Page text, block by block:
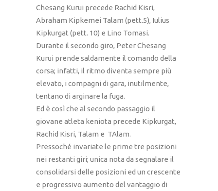
Chesang Kurui precede Rachid Kisri,
Abraham Kipkemei Talam (pett.5), Iulius
Kipkurgat (pett. 10) e Lino Tomasi.
Durante il secondo giro, Peter Chesang
Kurui prende saldamente il comando della
corsa; infatti, il ritmo diventa sempre più
elevato, i compagni di gara, inutilmente,
tentano di arginare la fuga.
Ed è così che al secondo passaggio il
giovane atleta keniota precede Kipkurgat,
Rachid Kisri, Talam e TAlam.
Pressoché invariate le prime tre posizioni
nei restanti giri; unica nota da segnalare il
consolidarsi delle posizioni ed un crescente
e progressivo aumento del vantaggio di